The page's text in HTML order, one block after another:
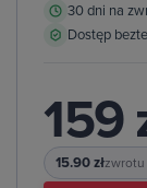
30 dni na
Dostęp
159
15.90 zł